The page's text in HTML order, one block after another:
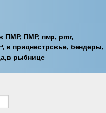
ПМР, ПМР, пмр, pmr,
в приднестровье, бендеры,
рыбнице